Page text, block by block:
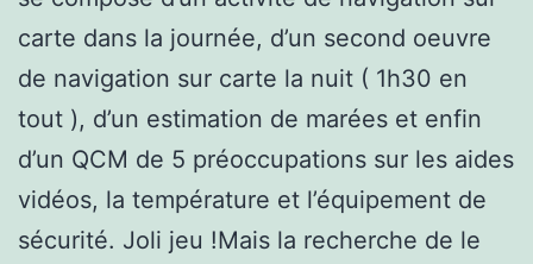
carte dans la journée, d’un second oeuvre
de navigation sur carte la nuit ( 1h30 en
tout ), d’un estimation de marées et enfin
d’un QCM de 5 préoccupations sur les aides
vidéos, la température et l’équipement de
sécurité. Joli jeu !Mais la recherche de le